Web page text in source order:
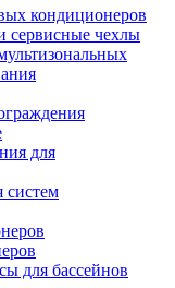
кондиционеров
сервисные чехлы
для
систем
для бассейнов